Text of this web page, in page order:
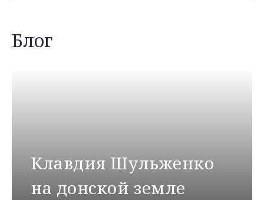
Блог
Клавдия Шульженко
на донской земле